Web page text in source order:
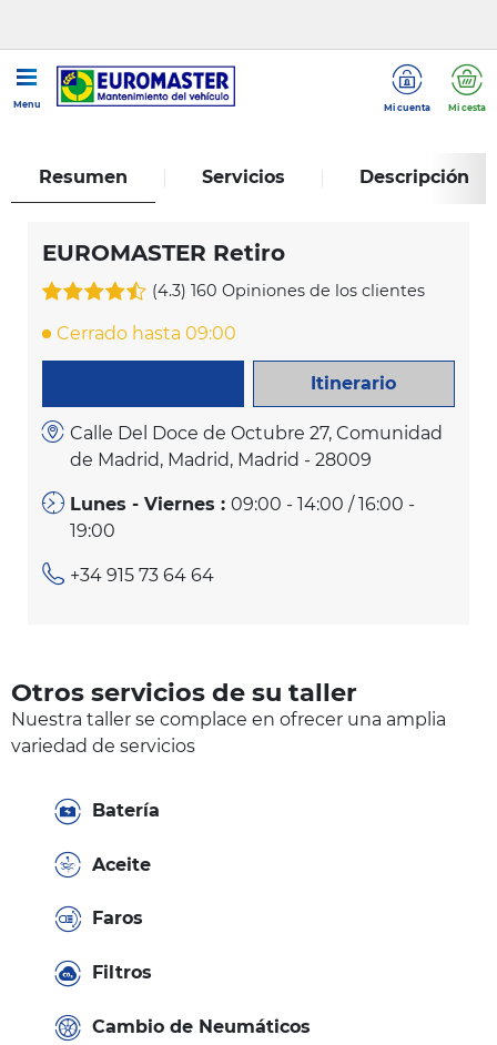
Menu Mi cuenta Mi cesta
EUROMASTER Retiro
Resumen Servicios Descripción
EUROMASTER Retiro
(4.3) 160 Opiniones de los clientes
Cerrado hasta 09:00
Itinerario
Calle Del Doce de Octubre 27, Comunidad
de Madrid, Madrid, Madrid - 28009
Lunes - Viernes :09:00 - 14:00 / 16:00 -
19:00
+34 915 73 64 64
Otros servicios de su taller
Nuestra taller se complace en ofrecer una amplia
variedad de servicios
Batería
Aceite
Faros
Filtros
Cambio de Neumáticos